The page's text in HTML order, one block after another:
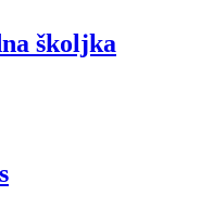
školjka